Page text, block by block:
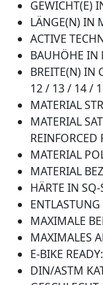
GEWICHT(E)
LÄNGE(N) IN
ACTIVE
BAUHÖHE IN
BREITE(N) IN
12 / 13 / 14 /
MATERIAL
MATERIAL
MATERIAL
MATERIAL
HÄRTE IN
MAXIMALE
MAXIMALES
E-BIKE
DIN/ASTM